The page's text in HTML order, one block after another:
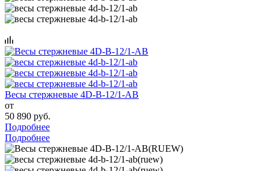
Весы стержневые 4D-B-12/1-AB
от
50 890 руб.
Подробнее
Подробнее